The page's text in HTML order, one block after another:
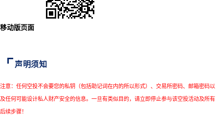
移动版页面
声明须知
注意：任何空投不会要您的私钥（包括助记词在内的所以形式）、交易所密码、邮箱密码以
及任何可能设计私人财产安全的信息。一旦有类似目的，请立即停止参与该空投活动及所有
后续步骤！